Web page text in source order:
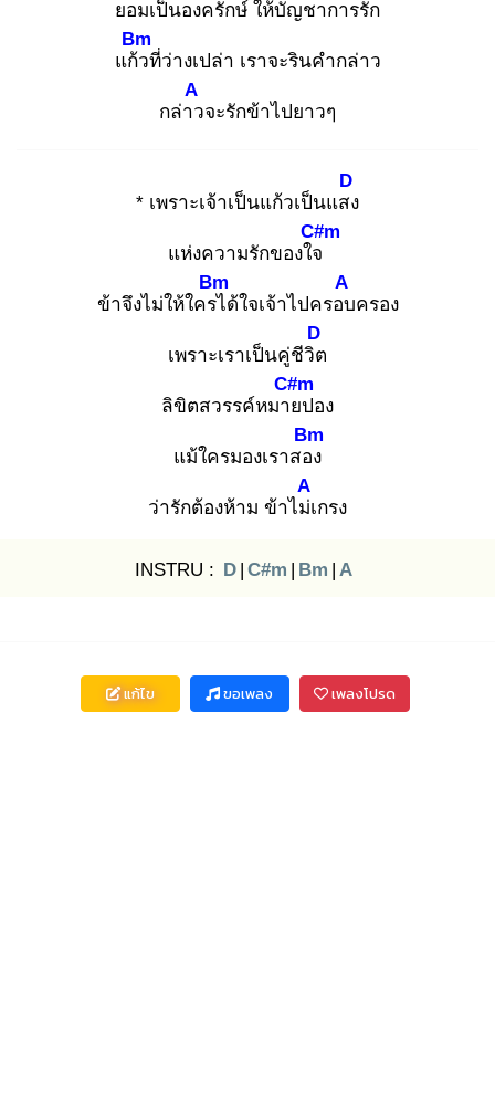
ยอมเป็นองครักษ์ ให้บัญชาการรัก
แก้ว
Bm
ที่ว่างเปล่า เราจะรินคำกล่าว
กล่าว
A
จะรักข้าไปยาวๆ
* เพราะเจ้าเป็นแก้วเป็นแสง
D
แห่งความรักของใจ
C#m
ข้าจึงไม่ให้ใครไ
Bm
ด้ใจเจ้าไปครอบ
A
ครอง
เพราะเราเป็นคู่ชีวิต
D
ลิขิตสวรรค์หมาย
C#m
ปอง
แม้ใครมองเราสอง
Bm
ว่ารักต้องห้าม ข้าไม่เ
A
กรง
INSTRU : D | C#m | Bm | A
แก้ไข ขอเพลง เพลงโปรด